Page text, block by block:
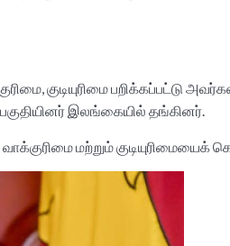
குடியுரிமை பறிக்கப்பட்டு
இலங்கையில் தங்கினர்.
மற்றும்